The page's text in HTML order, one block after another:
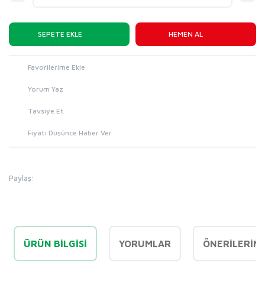
SEPETE EKLE HEMEN AL
Yorum Yaz
Tavsiye Et
Fiyatı Düşünce Haber Ver
Paylaş:
ÜRÜN BILGISI YORUMLAR